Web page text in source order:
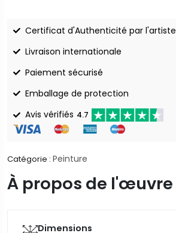
Certificat d'Authenticité par l'artiste
Livraison internationale
Paiement sécurisé
Emballage de protection
Avis vérifiés 4.7
Catégorie : Peinture
À propos de l'œuvre
Dimensions